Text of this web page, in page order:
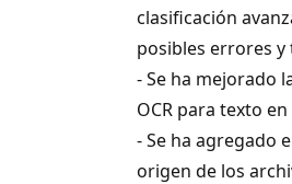
clasificación
posibles errores y
- Se ha mejorado
OCR para texto
- Se ha agregado
origen de los